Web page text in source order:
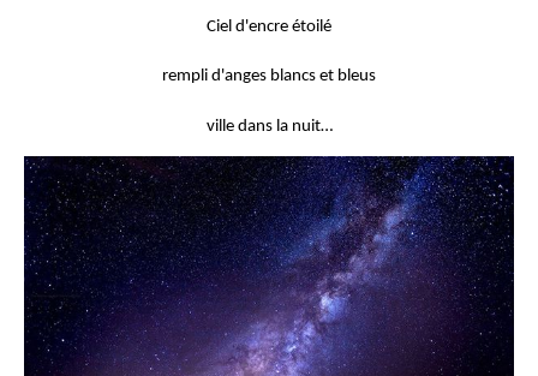
Ciel d'encre étoilé
rempli d'anges blancs et bleus
ville dans la nuit…